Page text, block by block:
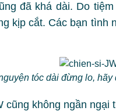
đã khá dài. Do
kịp cắt. Các bạn tình
tóc dài đừng lo,
cũng không ngần ngại